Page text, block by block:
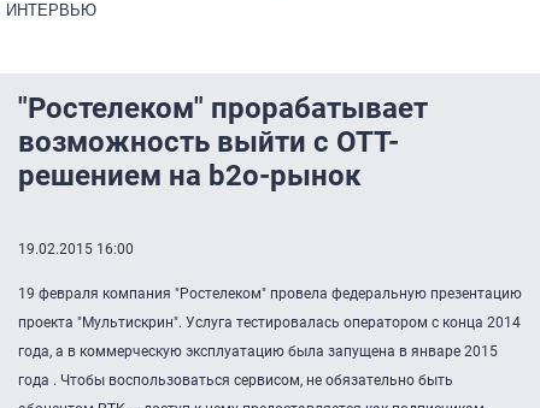
ИНТЕРВЬЮ
"Ростелеком" прорабатывает
возможность выйти с OTT-
решением на b2o-рынок
19.02.2015 16:00
19 февраля компания "Ростелеком" провела федеральную презентацию
проекта "Мультискрин". Услуга тестировалась оператором с конца 2014
года, а в коммерческую эксплуатацию была запущена в январе 2015
года . Чтобы воспользоваться сервисом, не обязательно быть